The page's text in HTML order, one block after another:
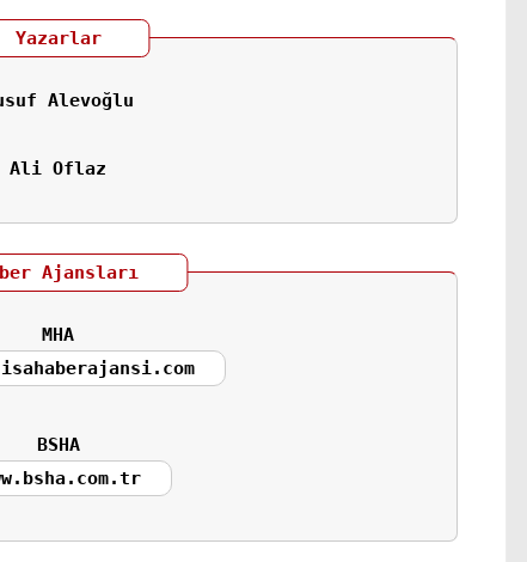
Yazarlar
Alevoğlu
Ali Oflaz
Ajansları
MHA
BSHA